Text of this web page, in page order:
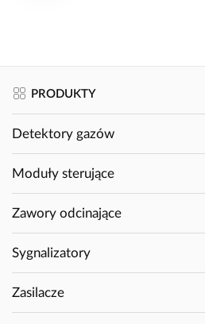
PRODUKTY
Detektory gazów
Moduły sterujące
Zawory odcinające
Sygnalizatory
Zasilacze